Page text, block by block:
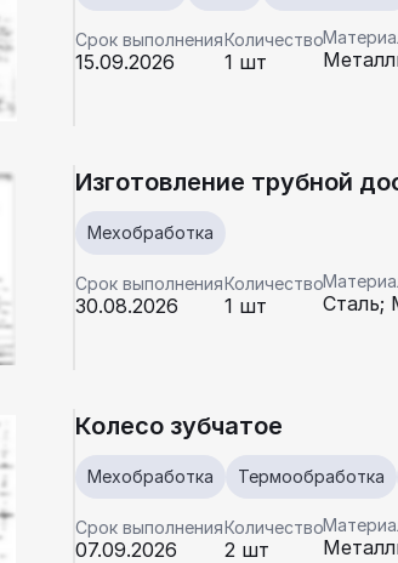
Срок выполнения
15.09.2026
Количество
1 шт
Изготовление трубной
Мехобработка
Срок выполнения
30.08.2026
Количество
1 шт Сталь;
Колесо зубчатое
Мехобработка Термообработка
Срок выполнения
07.09.2026
Количество
2 шт